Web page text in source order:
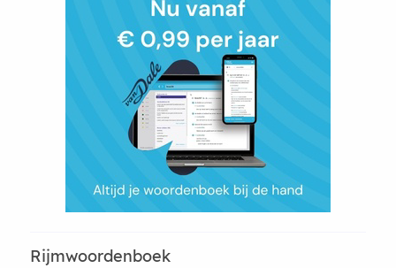
Rijmwoordenboek